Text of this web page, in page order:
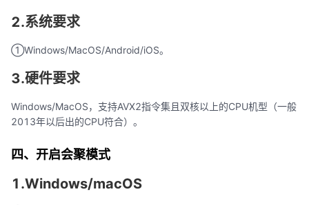
2.系统要求
①Windows/MacOS/Android/iOS。
3.硬件要求
Windows/MacOS，支持AVX2指令集且双核以上的CPU机型（一般
2013年以后出的CPU符合）。
四、开启会聚模式
1.Windows/macOS